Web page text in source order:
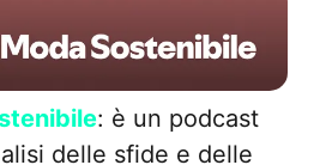
: è un podcast
delle sfide e delle